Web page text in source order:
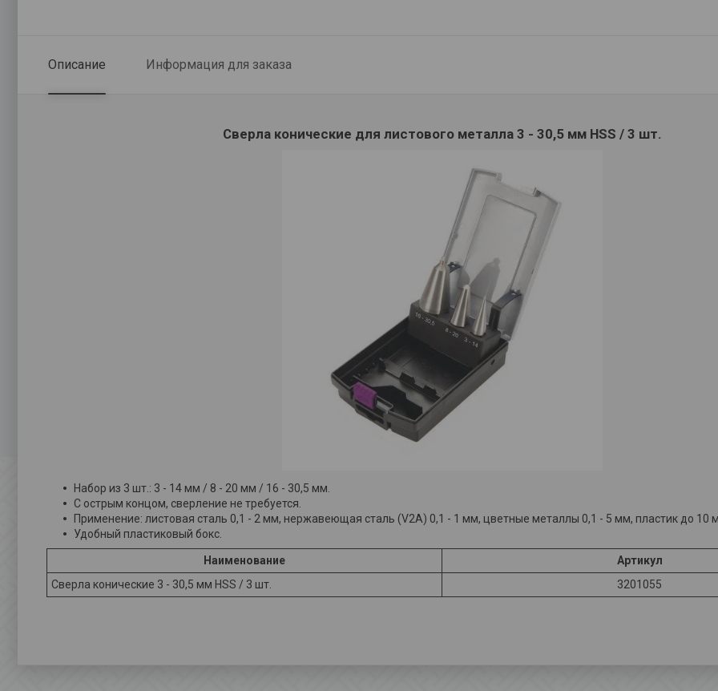
Описание Информация для заказа
Сверла конические для листового металла 3 - 30,5 мм HSS / 3 шт.
Набор из 3 шт.: 3 - 14 мм / 8 - 20 мм / 16 - 30,5 мм.
С острым концом, сверление не требуется.
Применение: листовая сталь 0,1 - 2 мм, нержавеющая сталь (V2A) 0,1 - 1 мм, цветные металлы 0,1 - 5 мм, пластик до 10
Удобный пластиковый бокс.
Наименование
Артикул
Сверла конические 3 - 30,5 мм HSS / 3 шт.
3201055